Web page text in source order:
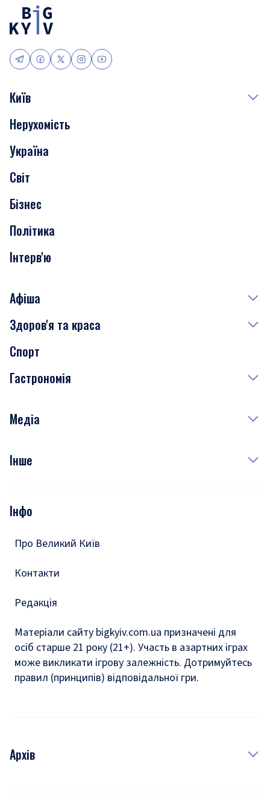
Київ
Події
Скандали
Нерухомість
Транспорт
Нерухомість
Україна
Світ
Бізнес
Політика
Інтерв'ю
Афіша
Сьогодні
Завтра
Субота
Здоров'я та краса
Медицина
Краса
Спорт
Гастрономія
Рецепти
Медіа
Фото
Подкасти
Інше
Тести
Інфо
Про Великий Київ
Контакти
Редакція
Матеріали сайту bigkyiv.com.ua призначені для
осіб старше 21 року (21+). Участь в азартних іграх
може викликати ігрову залежність. Дотримуйтесь
правил (принципів) відповідальної гри.
Архів